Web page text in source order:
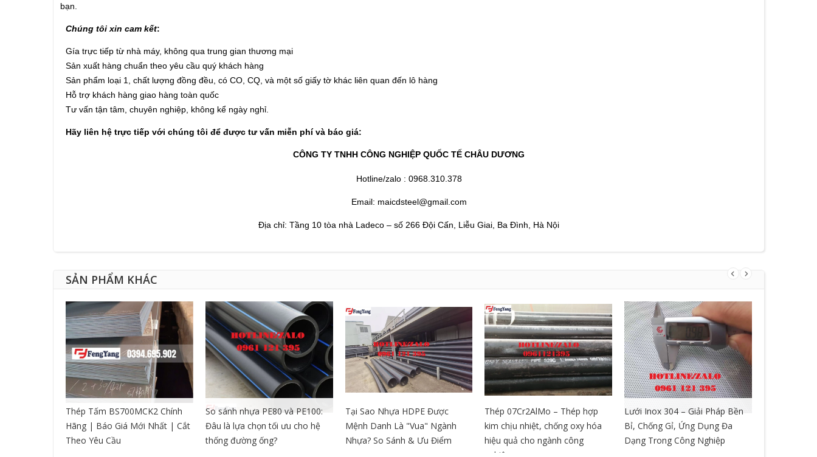
bạn.
Chúng tôi xin cam kết:
Gía trực tiếp từ nhà máy, không qua trung gian thương mại
Sản xuất hàng chuẩn theo yêu cầu quý khách hàng
Sản phẩm loại 1, chất lượng đồng đều, có CO, CQ, và một số giấy tờ khác liên quan đến lô hàng
Hỗ trợ khách hàng giao hàng toàn quốc
Tư vấn tận tâm, chuyên nghiệp, không kể ngày nghỉ.
Hãy liên hệ trực tiếp với chúng tôi để được tư vấn miễn phí và báo giá:
CÔNG TY TNHH CÔNG NGHIỆP QUỐC TẾ CHÂU DƯƠNG
Hotline/zalo : 0968.310.378
Email: maicdsteel@gmail.com
Địa chỉ: Tầng 10 tòa nhà Ladeco – số 266 Đội Cấn, Liễu Giai, Ba Đình, Hà Nội
SẢN PHẨM KHÁC
Thép Tấm BS700MCK2 Chính
Hãng | Báo Giá Mới Nhất | Cắt
Theo Yêu Cầu
So sánh nhựa PE80 và PE100:
Đâu là lựa chọn tối ưu cho hệ
thống đường ống?
Tại Sao Nhựa HDPE Được
Mệnh Danh Là "Vua" Ngành
Nhựa? So Sánh & Ưu Điểm
Thép 07Cr2AlMo – Thép hợp
kim chịu nhiệt, chống oxy hóa
hiệu quả cho ngành công
Lưới Inox 304 – Giải Pháp Bền
Bỉ, Chống Gỉ, Ứng Dụng Đa
Dạng Trong Công Nghiệp